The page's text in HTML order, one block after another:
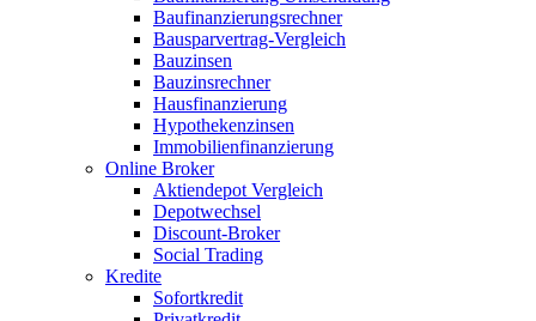
Baufinanzierungsrechner
Bausparvertrag-Vergleich
Bauzinsen
Bauzinsrechner
Hausfinanzierung
Hypothekenzinsen
Immobilienfinanzierung
Online Broker
Aktiendepot Vergleich
Depotwechsel
Discount-Broker
Social Trading
Kredite
Sofortkredit